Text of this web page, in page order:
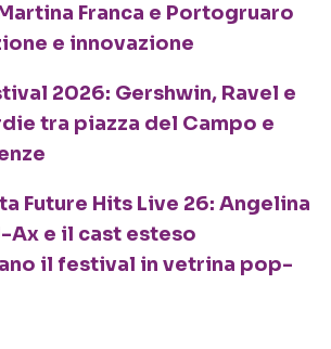
Franca e Portogruaro
e innovazione
2026: Gershwin, Ravel e
tra piazza del Campo e
Future Hits Live 26: Angelina
Ax e il cast esteso
il festival in vetrina pop-